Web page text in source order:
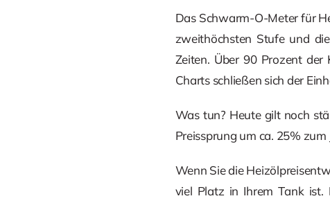
Das Schwarm-O-Meter für
zweithöchsten Stufe und
Zeiten. Über 90 Prozent
Charts schließen sich der
Was tun? Heute gilt noch
Preissprung um ca. 25%
Wenn Sie die
viel Platz in Ihrem Tank ist.